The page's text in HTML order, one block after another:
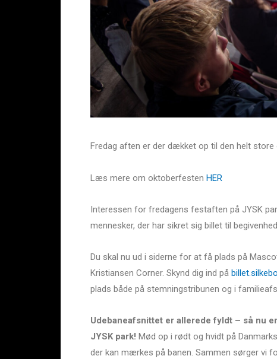
Fredag aften er der dækket op til den helt
Læs mere om oktoberfesten HER
Interessen for fredagens festaften på JYSK
mennesker, der har sikret sig billet til
Du skal nu ud i siderne for at få plads på
Kristiansen Corner. Skynd dig ind på
plads både på stemningstribunen og i
Udebaneafsnittet er allerede fyldt – så nu
JYSK park! Mød op i rødt og hvidt på
der kan mærkes på banen. Sammen sørger vi